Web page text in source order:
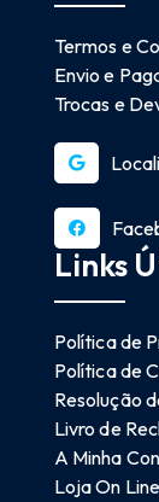
Termos e
Envio e
Trocas e
Links
Política de
Política de
Resolução
Livro de
A Minha
Loja On Line